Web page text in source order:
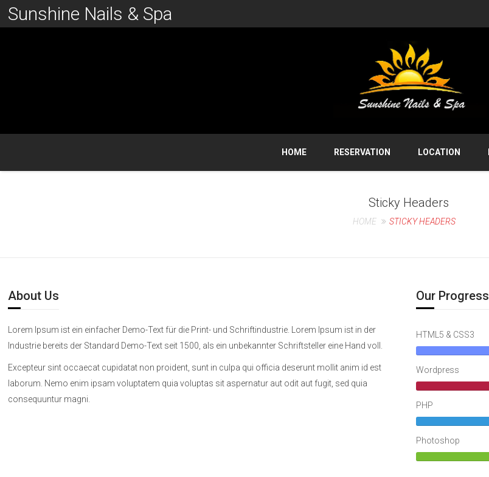
Sunshine Nails & Spa
HOME RESERVATION LOCATION
Sticky Headers
HOME STICKY HEADERS
About Us
Lorem Ipsum ist ein einfacher Demo-Text für die Print- und Schriftindustrie. Lorem Ipsum ist in der
Industrie bereits der Standard Demo-Text seit 1500, als ein unbekannter Schriftsteller eine Hand voll.
Excepteur sint occaecat cupidatat non proident, sunt in culpa qui officia deserunt mollit anim id est
laborum. Nemo enim ipsam voluptatem quia voluptas sit aspernatur aut odit aut fugit, sed quia
consequuntur magni.
Our Progress
HTML5 & CSS3
Wordpress
PHP
Photoshop